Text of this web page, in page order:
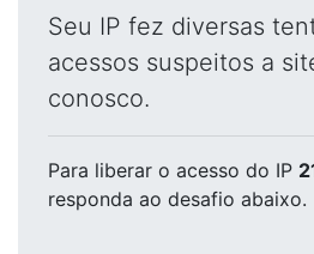
Seu IP fez diversas
acessos suspeitos a
conosco.
Para liberar o acesso do IP
responda ao desafio abaixo.